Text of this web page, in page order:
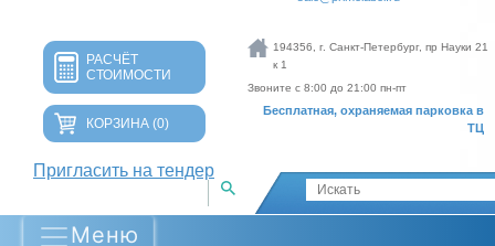
РАСЧЁТ
СТОИМОСТИ
КОРЗИНА (0)
Пригласить на тендер
194356, г. Санкт-Петербург, пр Науки 21
к 1
Звоните с 8:00 до 21:00 пн-пт
Бесплатная, охраняемая парковка в
ТЦ
Меню